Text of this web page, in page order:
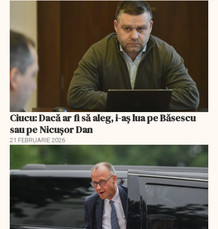
Ciucu: Dacă ar fi să aleg, i-aș lua pe Băsescu
sau pe Nicușor Dan
21 FEBRUARIE 2026